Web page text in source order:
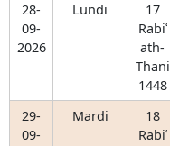
28-
09-
2026
Lundi
17
Rabiʿ
ath-
Thani
1448
29-
09-
Mardi
18
Rabiʿ